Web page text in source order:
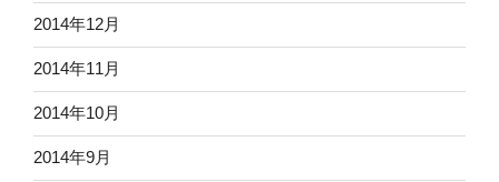
2014年12月
2014年11月
2014年10月
2014年9月